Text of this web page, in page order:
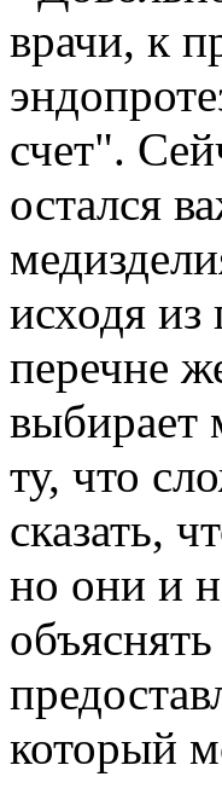
врачи, к
счет".
остался
исходя
перечне
выбирает
ту, что
сказать,
но они и
который